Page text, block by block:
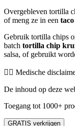
Overgebleven tortilla
of meng ze in een
Gebruik tortilla chips
batch tortilla chip
salsa, of gebruikt
👨‍⚕️️ Medische
De inhoud op deze
Toegang tot 1000+
GRATIS verkrijgen